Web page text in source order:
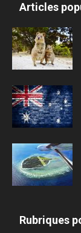
Articles
Rubriques